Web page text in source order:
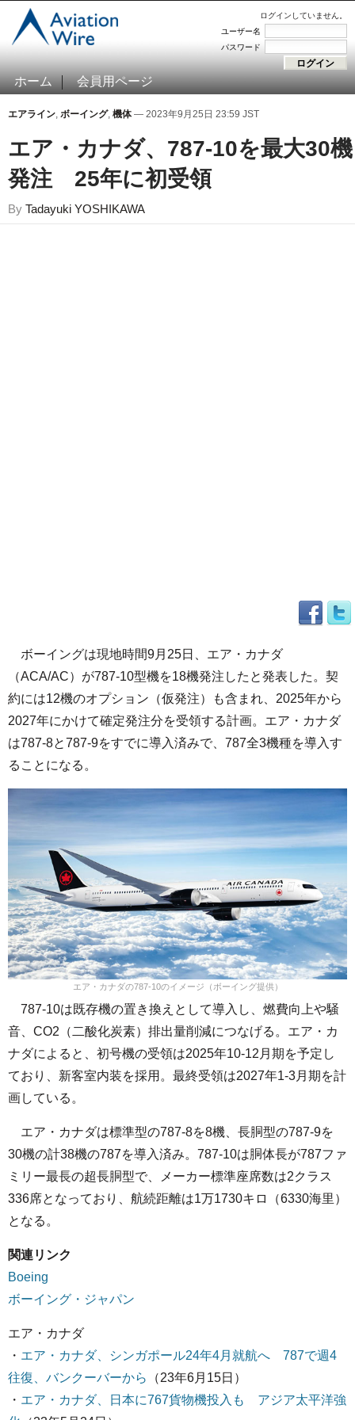
ログインしていません。
ユーザー名
パスワード
ホーム 会員用ページ
エアライン, ボーイング, 機体— 2023年9月25日 23:59 JST
エア・カナダ、787-10を最大30機
発注 25年に初受領
By Tadayuki YOSHIKAWA
ボーイングは現地時間9月25日、エア・カナダ
（ACA/AC）が787-10型機を18機発注したと発表した。契
約には12機のオプション（仮発注）も含まれ、2025年から
2027年にかけて確定発注分を受領する計画。エア・カナダ
は787-8と787-9をすでに導入済みで、787全3機種を導入す
ることになる。
エア・カナダの787-10のイメージ（ボーイング提供）
787-10は既存機の置き換えとして導入し、燃費向上や騒
音、CO2（二酸化炭素）排出量削減につなげる。エア・カ
ナダによると、初号機の受領は2025年10-12月期を予定し
ており、新客室内装を採用。最終受領は2027年1-3月期を計
画している。
エア・カナダは標準型の787-8を8機、長胴型の787-9を
30機の計38機の787を導入済み。787-10は胴体長が787ファ
ミリー最長の超長胴型で、メーカー標準座席数は2クラス
336席となっており、航続距離は1万1730キロ（6330海里）
となる。
関連リンク
Boeing
ボーイング・ジャパン
エア・カナダ
・ エア・カナダ、シンガポール24年4月就航へ 787で週4
往復、バンクーバーから
（23年6月15日）
・ エア・カナダ、日本に767貨物機投入も アジア太平洋強